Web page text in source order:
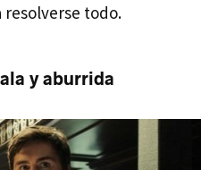
resolverse todo.
y aburrida